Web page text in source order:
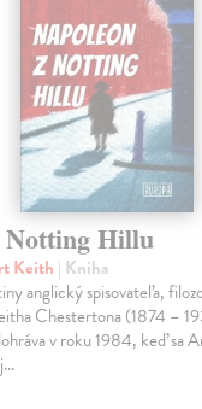
Notting Hillu
Keith | Kniha
anglický spisovateľa,
Chestertona (1874 –
v roku 1984, keď sa